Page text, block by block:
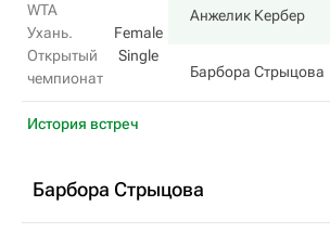
WTA
Ухань.
Открытый
чемпионат
Female
Single
Анжелик Кербер
Барбора Стрыцова
История встреч
Барбора Стрыцова